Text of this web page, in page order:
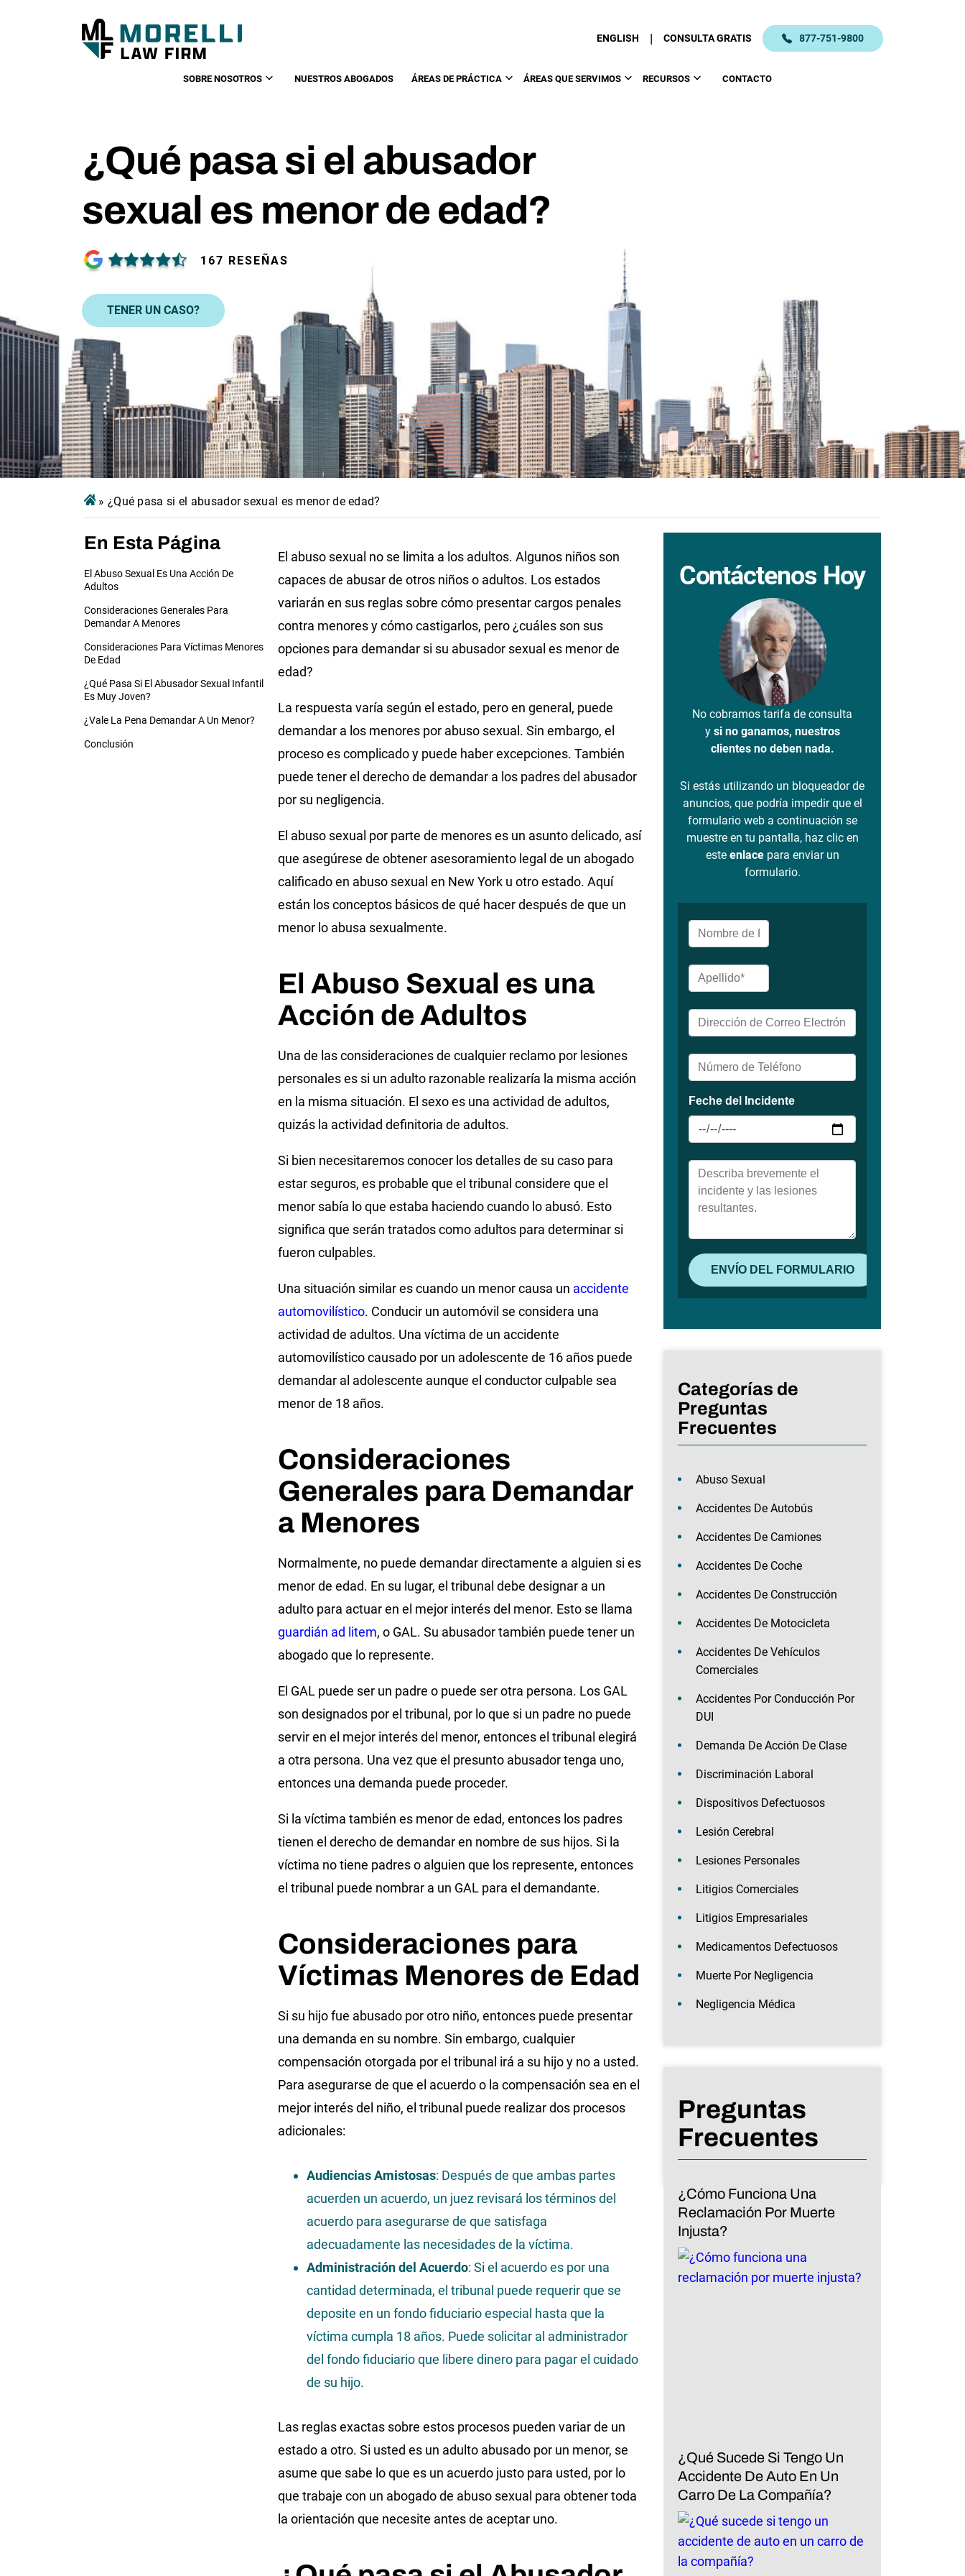
ENGLISH | CONSULTA GRATIS 877-751-9800
SOBRE NOSOTROS NUESTROS ABOGADOS ÁREAS DE PRÁCTICA ÁREAS QUE SERVIMOS RECURSOS CONTACTO
¿Qué pasa si el abusador
sexual es menor de edad?
167 RESEÑAS
TENER UN CASO?
» ¿Qué pasa si el abusador sexual es menor de edad?
En Esta Página
El Abuso Sexual Es Una Acción De
Adultos
Consideraciones Generales Para
Demandar A Menores
Consideraciones Para Víctimas Menores
De Edad
¿Qué Pasa Si El Abusador Sexual Infantil
Es Muy Joven?
¿Vale La Pena Demandar A Un Menor?
Conclusión
El abuso sexual no se limita a los adultos. Algunos niños son
capaces de abusar de otros niños o adultos. Los estados
variarán en sus reglas sobre cómo presentar cargos penales
contra menores y cómo castigarlos, pero ¿cuáles son sus
opciones para demandar si su abusador sexual es menor de
edad?
La respuesta varía según el estado, pero en general, puede
demandar a los menores por abuso sexual. Sin embargo, el
proceso es complicado y puede haber excepciones. También
puede tener el derecho de demandar a los padres del abusador
por su negligencia.
El abuso sexual por parte de menores es un asunto delicado, así
que asegúrese de obtener asesoramiento legal de un abogado
calificado en abuso sexual en New York u otro estado. Aquí
están los conceptos básicos de qué hacer después de que un
menor lo abusa sexualmente.
El Abuso Sexual es una
Acción de Adultos
Una de las consideraciones de cualquier reclamo por lesiones
personales es si un adulto razonable realizaría la misma acción
en la misma situación. El sexo es una actividad de adultos,
quizás la actividad definitoria de adultos.
Si bien necesitaremos conocer los detalles de su caso para
estar seguros, es probable que el tribunal considere que el
menor sabía lo que estaba haciendo cuando lo abusó. Esto
significa que serán tratados como adultos para determinar si
fueron culpables.
Una situación similar es cuando un menor causa un accidente
automovilístico. Conducir un automóvil se considera una
actividad de adultos. Una víctima de un accidente
automovilístico causado por un adolescente de 16 años puede
demandar al adolescente aunque el conductor culpable sea
menor de 18 años.
Consideraciones
Generales para Demandar
a Menores
Normalmente, no puede demandar directamente a alguien si es
menor de edad. En su lugar, el tribunal debe designar a un
adulto para actuar en el mejor interés del menor. Esto se llama
guardián ad litem, o GAL. Su abusador también puede tener un
abogado que lo represente.
El GAL puede ser un padre o puede ser otra persona. Los GAL
son designados por el tribunal, por lo que si un padre no puede
servir en el mejor interés del menor, entonces el tribunal elegirá
a otra persona. Una vez que el presunto abusador tenga uno,
entonces una demanda puede proceder.
Si la víctima también es menor de edad, entonces los padres
tienen el derecho de demandar en nombre de sus hijos. Si la
víctima no tiene padres o alguien que los represente, entonces
el tribunal puede nombrar a un GAL para el demandante.
Consideraciones para
Víctimas Menores de Edad
Si su hijo fue abusado por otro niño, entonces puede presentar
una demanda en su nombre. Sin embargo, cualquier
compensación otorgada por el tribunal irá a su hijo y no a usted.
Para asegurarse de que el acuerdo o la compensación sea en el
mejor interés del niño, el tribunal puede realizar dos procesos
adicionales:
Audiencias Amistosas: Después de que ambas partes
acuerden un acuerdo, un juez revisará los términos del
acuerdo para asegurarse de que satisfaga
adecuadamente las necesidades de la víctima.
Administración del Acuerdo: Si el acuerdo es por una
cantidad determinada, el tribunal puede requerir que se
deposite en un fondo fiduciario especial hasta que la
víctima cumpla 18 años. Puede solicitar al administrador
del fondo fiduciario que libere dinero para pagar el cuidado
de su hijo.
Las reglas exactas sobre estos procesos pueden variar de un
estado a otro. Si usted es un adulto abusado por un menor, se
asume que sabe lo que es un acuerdo justo para usted, por lo
que trabaje con un abogado de abuso sexual para obtener toda
la orientación que necesite antes de aceptar uno.
Contáctenos Hoy
No cobramos tarifa de consulta
y si no ganamos, nuestros
clientes no deben nada.
Si estás utilizando un bloqueador de
anuncios, que podría impedir que el
formulario web a continuación se
muestre en tu pantalla, haz clic en
este enlacepara enviar un
formulario.
Categorías de
Preguntas
Frecuentes
Abuso Sexual
Accidentes De Autobús
Accidentes De Camiones
Accidentes De Coche
Accidentes De Construcción
Accidentes De Motocicleta
Accidentes De Vehículos
Comerciales
Accidentes Por Conducción Por
DUI
Demanda De Acción De Clase
Discriminación Laboral
Dispositivos Defectuosos
Lesión Cerebral
Lesiones Personales
Litigios Comerciales
Litigios Empresariales
Medicamentos Defectuosos
Muerte Por Negligencia
Negligencia Médica
Preguntas
Frecuentes
¿Cómo Funciona Una
Reclamación Por Muerte
Injusta?
¿Qué Sucede Si Tengo Un
Accidente De Auto En Un
Carro De La Compañía?